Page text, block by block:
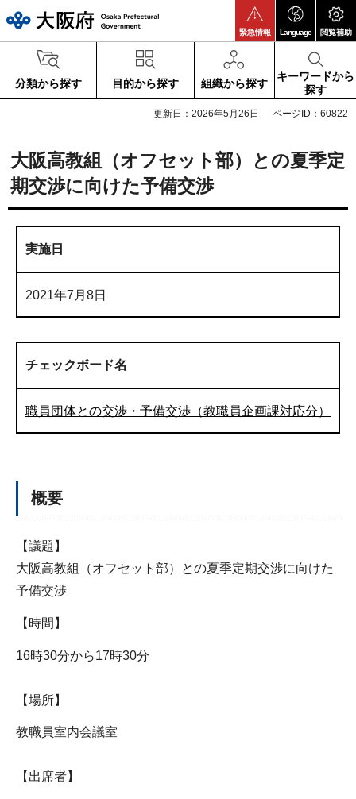
緊急情報 Language 閲覧補助
分類から探す 目的から探す 組織から探す
キーワードから
探す
更新日：2026年5月26日 ページID：60822
大阪高教組（オフセット部）との夏季定
期交渉に向けた予備交渉
実施日
2021年7月8日
チェックボード名
職員団体との交渉・予備交渉（教職員企画課対応分）
概要
【議題】
大阪高教組（オフセット部）との夏季定期交渉に向けた
予備交渉
【時間】
16時30分から17時30分
【場所】
教職員室内会議室
【出席者】